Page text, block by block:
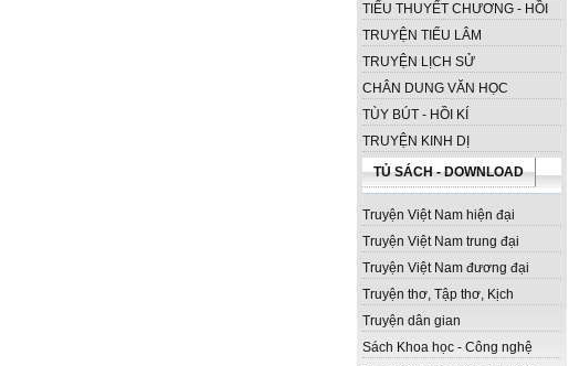
TIỂU THUYẾT CHƯƠNG - HỒI
TRUYỆN TIẾU LÂM
TRUYỆN LỊCH SỬ
CHÂN DUNG VĂN HỌC
TÙY BÚT - HỒI KÍ
TRUYỆN KINH DỊ
TỦ SÁCH - DOWNLOAD
Truyện Việt Nam hiện đại
Truyện Việt Nam trung đại
Truyện Việt Nam đương đại
Truyện thơ, Tập thơ, Kịch
Truyện dân gian
Sách Khoa học - Công nghệ